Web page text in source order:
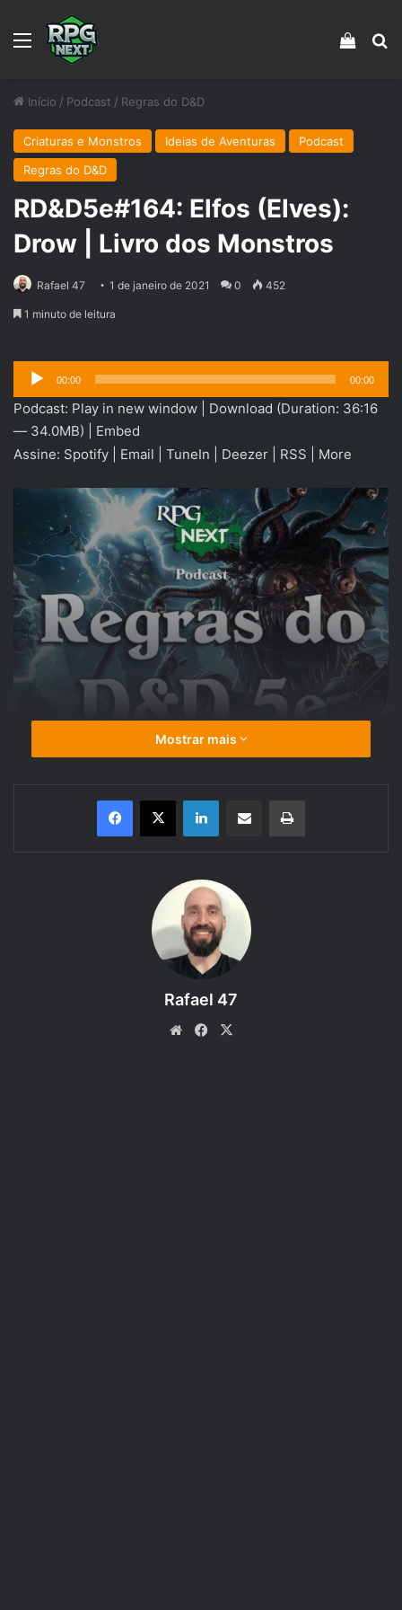
Menu Veja
Início / Podcast / Regras do D&D
Criaturas e Monstros Ideias de Aventuras
Podcast
Regras do D&D
RD&D5e#164: Elfos (Elves):
Drow | Livro dos Monstros
Rafael 47 1 de janeiro de 2021 0 452
1 minuto de leitura
Tocador
de
áudio
00:00 00:00
Podcast: Play in new window Download (Duration: 36:16
— 34.0MB) | Embed
Assine: Spotify Email TuneIn Deezer RSS More
Bem-vindo a mais um episódio do Regras do D&D 5e, um
podcast produzido pelo RPG Next que faz a leitura e
discute as regras dos livros do Sistema de RPG D&D 5e.
Neste episódio o assunto é: Elfos (Elves): Drow, com ideias
de aventuras! Coloque seu fone de ouvido e curta!
Mostrar mais
Linkedin Compartilhar via e-mail Imprimir
Rafael 47
WebsiteFacebook